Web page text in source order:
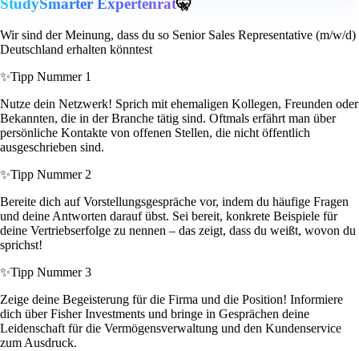
StudySmarter Expertenrat🤫
Wir sind der Meinung, dass du so Senior Sales Representative (m/w/d)
Deutschland erhalten könntest
✨Tipp Nummer 1
Nutze dein Netzwerk! Sprich mit ehemaligen Kollegen, Freunden oder
Bekannten, die in der Branche tätig sind. Oftmals erfährt man über
persönliche Kontakte von offenen Stellen, die nicht öffentlich
ausgeschrieben sind.
✨Tipp Nummer 2
Bereite dich auf Vorstellungsgespräche vor, indem du häufige Fragen
und deine Antworten darauf übst. Sei bereit, konkrete Beispiele für
deine Vertriebserfolge zu nennen – das zeigt, dass du weißt, wovon du
sprichst!
✨Tipp Nummer 3
Zeige deine Begeisterung für die Firma und die Position! Informiere
dich über Fisher Investments und bringe in Gesprächen deine
Leidenschaft für die Vermögensverwaltung und den Kundenservice
zum Ausdruck.